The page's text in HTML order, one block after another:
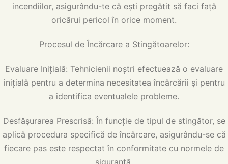
incendiilor, asigurându-te că ești pregătit să faci față
oricărui pericol în orice moment.
Procesul de Încărcare a Stingătoarelor:
Evaluare Inițială: Tehnicienii noștri efectuează o evaluare
inițială pentru a determina necesitatea încărcării și pentru
a identifica eventualele probleme.
Desfășurarea Prescrisă: În funcție de tipul de stingător, se
aplică procedura specifică de încărcare, asigurându-se că
fiecare pas este respectat în conformitate cu normele de
siguranță.